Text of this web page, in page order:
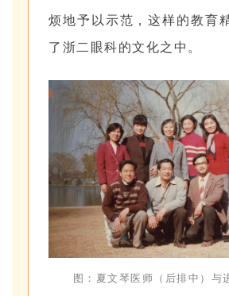
烦地予以示范，这样的教育
了浙二眼科的文化之中。
图：夏文琴医师（后排中）与